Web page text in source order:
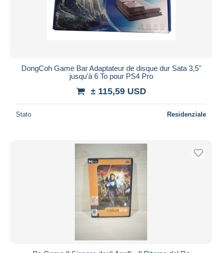
DongCoh Game Bar Adaptateur de disque dur Sata 3,5"
jusqu'à 6 To pour PS4 Pro
± 115,59 USD
Stato Residenziale